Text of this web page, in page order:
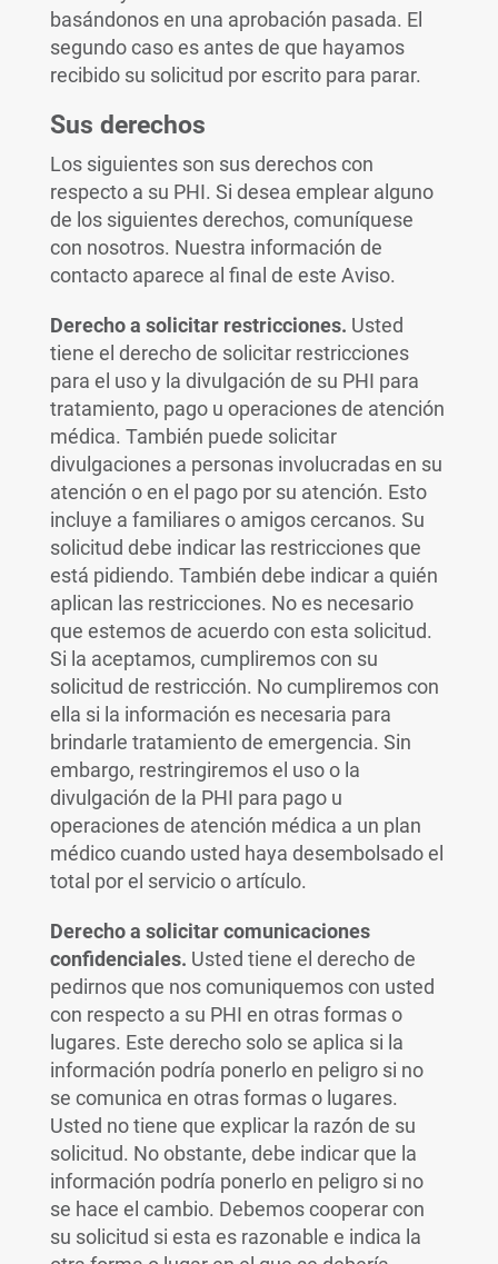
basándonos en una aprobación pasada. El
segundo caso es antes de que hayamos
recibido su solicitud por escrito para parar.
Sus derechos
Los siguientes son sus derechos con
respecto a su PHI. Si desea emplear alguno
de los siguientes derechos, comuníquese
con nosotros. Nuestra información de
contacto aparece al final de este Aviso.
Derecho a solicitar restricciones. Usted
tiene el derecho de solicitar restricciones
para el uso y la divulgación de su PHI para
tratamiento, pago u operaciones de atención
médica. También puede solicitar
divulgaciones a personas involucradas en su
atención o en el pago por su atención. Esto
incluye a familiares o amigos cercanos. Su
solicitud debe indicar las restricciones que
está pidiendo. También debe indicar a quién
aplican las restricciones. No es necesario
que estemos de acuerdo con esta solicitud.
Si la aceptamos, cumpliremos con su
solicitud de restricción. No cumpliremos con
ella si la información es necesaria para
brindarle tratamiento de emergencia. Sin
embargo, restringiremos el uso o la
divulgación de la PHI para pago u
operaciones de atención médica a un plan
médico cuando usted haya desembolsado el
total por el servicio o artículo.
Derecho a solicitar comunicaciones
confidenciales. Usted tiene el derecho de
pedirnos que nos comuniquemos con usted
con respecto a su PHI en otras formas o
lugares. Este derecho solo se aplica si la
información podría ponerlo en peligro si no
se comunica en otras formas o lugares.
Usted no tiene que explicar la razón de su
solicitud. No obstante, debe indicar que la
información podría ponerlo en peligro si no
se hace el cambio. Debemos cooperar con
su solicitud si esta es razonable e indica la